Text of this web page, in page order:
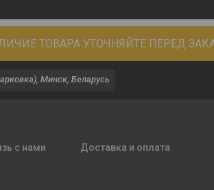
ТОВАРА УТОЧНЯЙТЕ ПЕРЕД
Минск, Беларусь
с нами Доставка и оплата